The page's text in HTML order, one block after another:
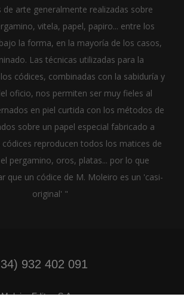
de arte generalmente realizadas sobre
vitela, papel, papiro... entre los
la forma, en la mayoría de los casos,
Las técnicas utilizadas para la
códices, combinadas con la sabiduría y
oficio, nos permiten ser muy fieles al
en piel curtida con los métodos de
sobre un papel especial fabricado a
reproducen todos los matices de
pergamino, oros, platas... por lo que
que un códice de M. Moleiro es un 'casi-
original' "
932 402 091
Editor, S.A.